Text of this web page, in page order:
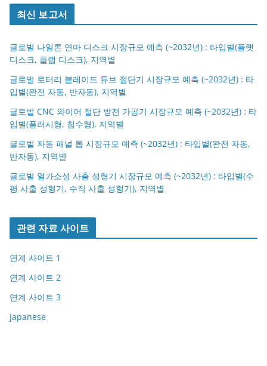
최신 보고서
글로벌 나일론 연마 디스크 시장규모 예측 (~2032년) : 타입별(플랫
디스크, 플랩 디스크), 지역별
글로벌 로터리 블레이드 튜브 절단기 시장규모 예측 (~2032년) : 타
입별(완전 자동, 반자동), 지역별
글로벌 CNC 와이어 절단 방전 가공기 시장규모 예측 (~2032년) : 타
입별(플러시형, 침수형), 지역별
글로벌 자동 패널 톱 시장규모 예측 (~2032년) : 타입별(완전 자동,
반자동), 지역별
글로벌 열가소성 사출 성형기 시장규모 예측 (~2032년) : 타입별(수
평 사출 성형기, 수직 사출 성형기), 지역별
관련 자료 사이트
연계 사이트 1
연계 사이트 2
연계 사이트 3
Japanese